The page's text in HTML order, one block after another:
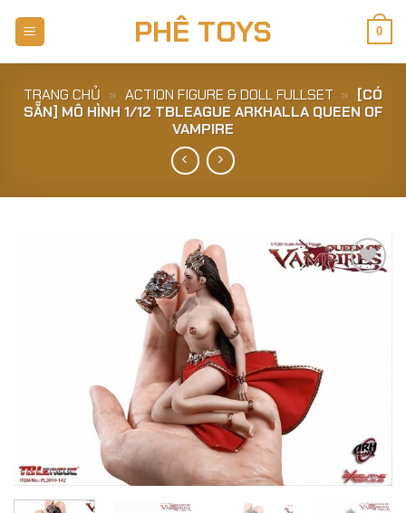
PHÊ TOYS 0
TRANG CHỦ » ACTION FIGURE & DOLL FULLSET »
[CÓ
SẴN] MÔ HÌNH 1/12 TBLEAGUE ARKHALLA QUEEN OF
VAMPIRE